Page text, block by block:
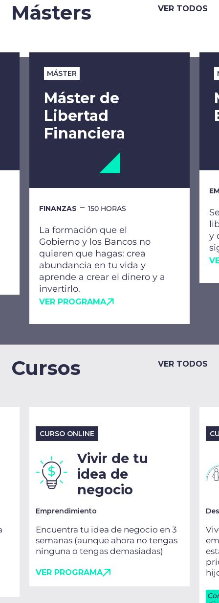
Másters VER TODOS
MÁSTER
Máster de
Libertad
Financiera
FINANZAS 150 HORAS
La formación que el
Gobierno y los Bancos no
quieren que hagas: crea
abundancia en tu vida y
aprende a crear el dinero y a
invertirlo.
VER PROGRAMA
y
Cursos VER TODOS
CURSO ONLINE
Vivir de tu
idea de
negocio
Emprendimiento
Encuentra tu idea de negocio en 3
semanas (aunque ahora no tengas
ninguna o tengas demasiadas)
VER PROGRAMA